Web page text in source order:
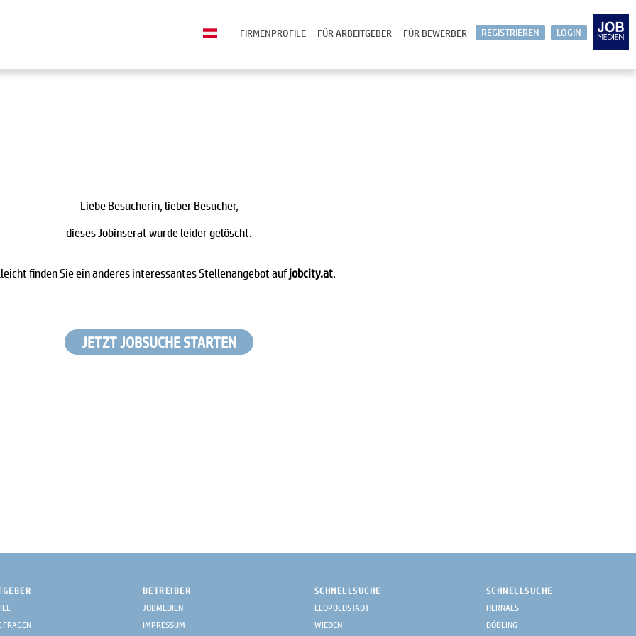
LOGIN
REGISTRIEREN
FÜR BEWERBER
FÜR ARBEITGEBER
FIRMENPROFILE
Liebe Besucherin, lieber Besucher,
dieses Jobinserat wurde leider gelöscht.
finden Sie ein anderes interessantes Stellenangebot aufjobcity.at.
JETZT JOBSUCHE STARTEN
FRAGEN
BETREIBER
JOBMEDIEN
IMPRESSUM
SCHNELLSUCHE
LEOPOLDSTADT
WIEDEN
SCHNELLSUCHE
HERNALS
DÖBLING